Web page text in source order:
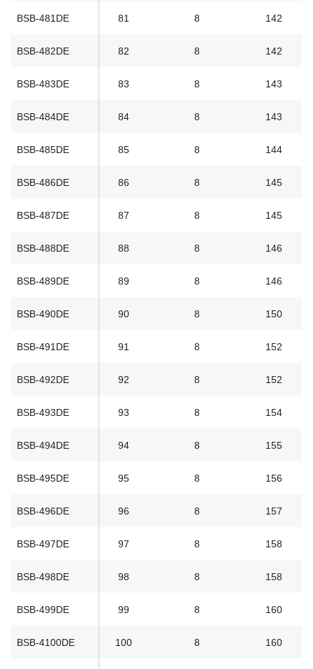
BSB-481DE 81 8 142
BSB-482DE 82 8 142
BSB-483DE 83 8 143
BSB-484DE 84 8 143
BSB-485DE 85 8 144
BSB-486DE 86 8 145
BSB-487DE 87 8 145
BSB-488DE 88 8 146
BSB-489DE 89 8 146
BSB-490DE 90 8 150
BSB-491DE 91 8 152
BSB-492DE 92 8 152
BSB-493DE 93 8 154
BSB-494DE 94 8 155
BSB-495DE 95 8 156
BSB-496DE 96 8 157
BSB-497DE 97 8 158
BSB-498DE 98 8 158
BSB-499DE 99 8 160
BSB-4100DE 100 8 160